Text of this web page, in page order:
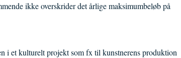
ikke overskrider det årlige maksimumbeløb på
i et kulturelt projekt som fx til kunstnerens produktion